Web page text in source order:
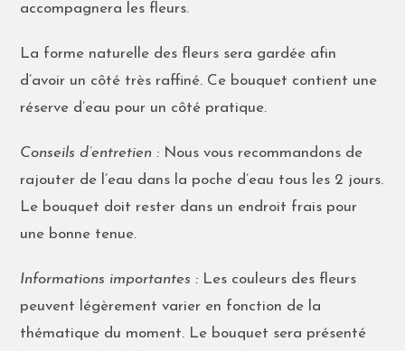
accompagnera les fleurs.
La forme naturelle des fleurs sera gardée afin
d’avoir un côté très raffiné. Ce bouquet contient une
réserve d’eau pour un côté pratique.
Conseils d’entretien : Nous vous recommandons de
rajouter de l’eau dans la poche d’eau tous les 2 jours.
Le bouquet doit rester dans un endroit frais pour
une bonne tenue.
Informations importantes : Les couleurs des fleurs
peuvent légèrement varier en fonction de la
thématique du moment. Le bouquet sera présenté